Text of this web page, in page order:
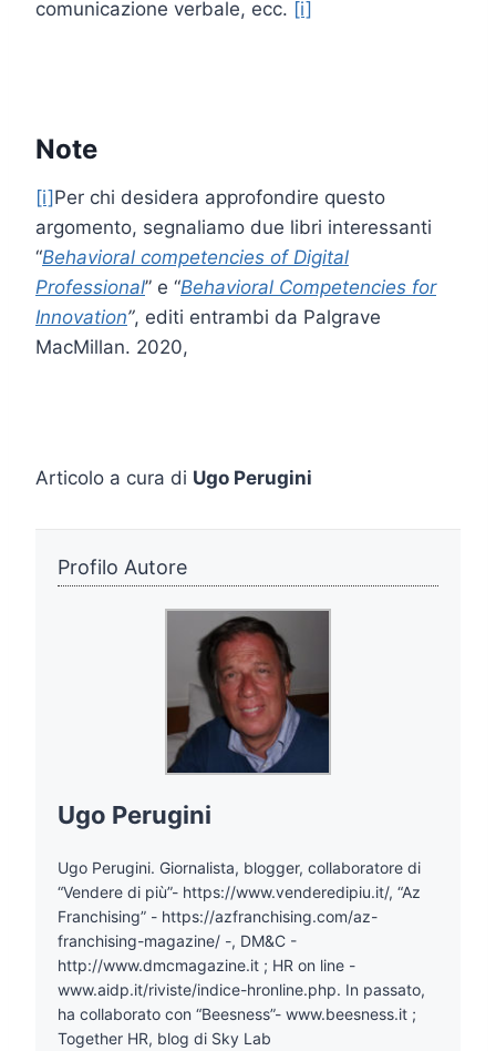
comunicazione verbale, ecc. [i]
Note
[i]Per chi desidera approfondire questo
argomento, segnaliamo due libri interessanti
“Behavioral competencies of Digital
Professional” e “Behavioral Competencies for
Innovation”, editi entrambi da Palgrave
MacMillan. 2020,
Articolo a cura di Ugo Perugini
Profilo Autore
Ugo Perugini
Ugo Perugini. Giornalista, blogger, collaboratore di
“Vendere di più”- https://www.venderedipiu.it/, “Az
Franchising” - https://azfranchising.com/az-
franchising-magazine/ -, DM&C -
http://www.dmcmagazine.it ; HR on line -
www.aidp.it/riviste/indice-hronline.php. In passato,
ha collaborato con “Beesness”- www.beesness.it ;
Together HR, blog di Sky Lab